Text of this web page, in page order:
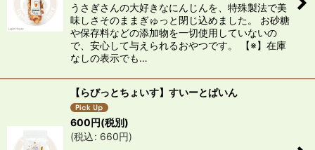
うさぎさんの大好きなにんじんを、特殊製法で美
味しさそのままぎゅっと閉じ込めました。 お砂糖
や保存料などの添加物を一切使用していないの
で、安心して与えられるおやつです。 【※】在庫
なしの表示でも…
【らびっとちょいす】すいーとぱいん
600円(税別)
(税込: 660円)